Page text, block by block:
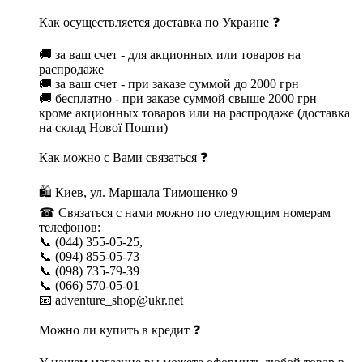
Как осуществляется доставка по Украине ❓
🚚 за ваш счет - для акционных или товаров на
распродаже
🚚 за ваш счет - при заказе суммой до 2000 грн
🚚 бесплатно - при заказе суммой свыше 2000 грн
кроме акционных товаров или на распродаже (доставка
на склад Нової Пошти)
Как можно с Вами связаться ❓
🛍 Киев, ул. Маршала Тимошенко 9
☎ Связаться с нами можно по следующим номерам
телефонов:
📞 (044) 355-05-25,
📞 (094) 855-05-73
📞 (098) 735-79-39
📞 (066) 570-05-01
📧 adventure_shop@ukr.net
Можно ли купить в кредит ❓